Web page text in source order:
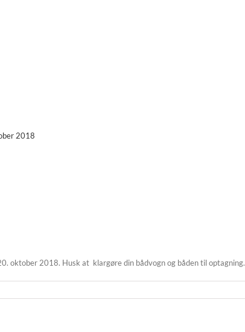
2018
oktober 2018. Husk at klargøre din bådvogn og båden til optagning.